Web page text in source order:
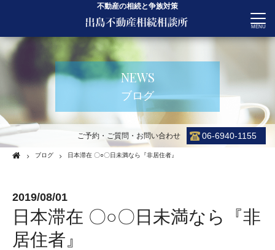
不動産の相続と争族対策
CONTACT
NEWS
ブログ
ご予約・ご質問・お問い合わせ 06-6940-1155
ブログ 日本滞在 〇○〇日未満なら『非居住者』
2019/08/01
日本滞在 〇○〇日未満なら『非
居住者』